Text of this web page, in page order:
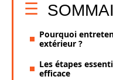
Pourquoi
extérieur ?
Les étapes
efficace